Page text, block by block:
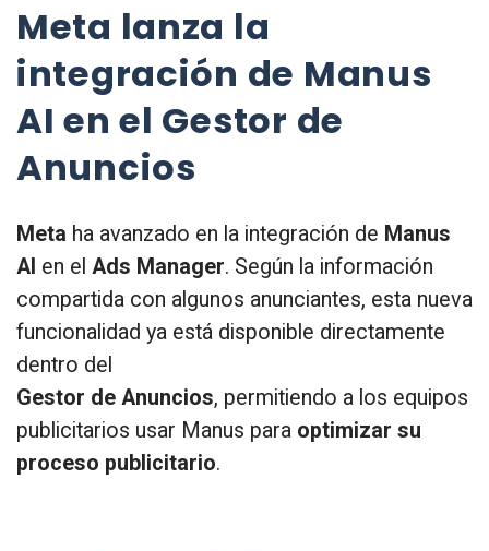
Meta lanza la
integración de Manus
AI en el Gestor de
Anuncios
Meta ha avanzado en la integración de Manus
AI en el Ads Manager. Según la información
compartida con algunos anunciantes, esta nueva
funcionalidad ya está disponible directamente
dentro del
Gestor de Anuncios, permitiendo a los equipos
publicitarios usar Manus para optimizar su
proceso publicitario.